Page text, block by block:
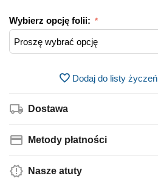
Wybierz opcję folii:
Dodaj do listy życzeń
Dostawa
Metody płatności
Nasze atuty